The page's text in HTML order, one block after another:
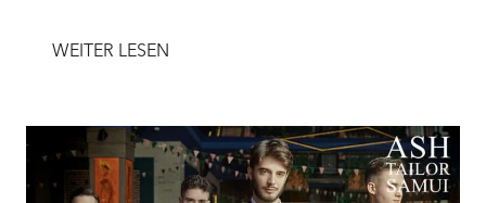
WEITER LESEN